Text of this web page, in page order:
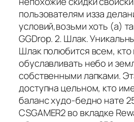
пользователям изза
условий,возьми хоть (а)
GGDrop. 2. Шлак.
Шлак полюбится всем, кто
обуславливать небо и
собственными лапками.
доступна цельном, кто
баланс худо-бедно нате
CSGAMER2 во вкладке